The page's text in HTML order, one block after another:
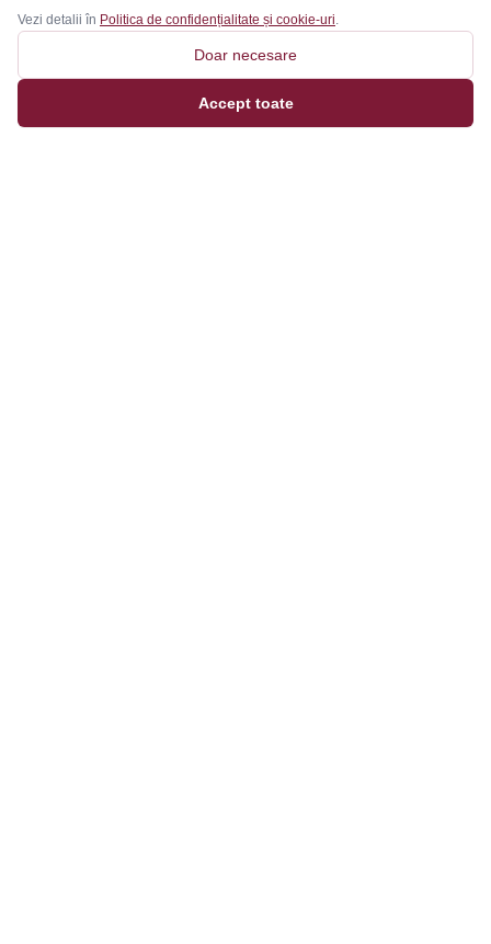
Vezi detalii în Politica de confidențialitate și cookie-uri.
Doar necesare
Accept toate